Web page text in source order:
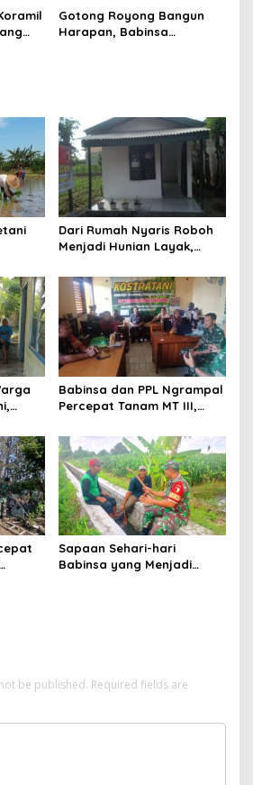
Warga Desa
Gotong Royong Bangun
Harapan, Babinsa
Dari Rumah Nyaris Roboh
Menjadi Hunian Layak,
Wujudkan Harapan Ibu Feri
Babinsa dan PPL Ngrampal
Percepat Tanam MT III,
Tanam di Sragen
Sapaan Sehari-hari
Babinsa yang Menjadi
be published. Required fields are